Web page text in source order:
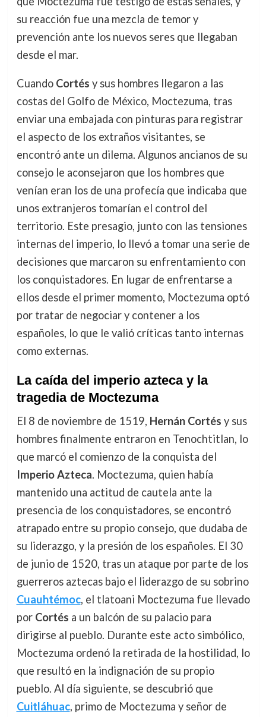
su reacción fue una mezcla de temor y
prevención ante los nuevos seres que llegaban
desde el mar.
Cuando Cortés y sus hombres llegaron a las
costas del Golfo de México, Moctezuma, tras
enviar una embajada con pinturas para registrar
el aspecto de los extraños visitantes, se
encontró ante un dilema. Algunos ancianos de su
consejo le aconsejaron que los hombres que
venían eran los de una profecía que indicaba que
unos extranjeros tomarían el control del
territorio. Este presagio, junto con las tensiones
internas del imperio, lo llevó a tomar una serie de
decisiones que marcaron su enfrentamiento con
los conquistadores. En lugar de enfrentarse a
ellos desde el primer momento, Moctezuma optó
por tratar de negociar y contener a los
españoles, lo que le valió críticas tanto internas
como externas.
La caída del imperio azteca y la
tragedia de Moctezuma
El 8 de noviembre de 1519, Hernán Cortés y sus
hombres finalmente entraron en Tenochtitlan, lo
que marcó el comienzo de la conquista del
Imperio Azteca. Moctezuma, quien había
mantenido una actitud de cautela ante la
presencia de los conquistadores, se encontró
atrapado entre su propio consejo, que dudaba de
su liderazgo, y la presión de los españoles. El 30
de junio de 1520, tras un ataque por parte de los
guerreros aztecas bajo el liderazgo de su sobrino
Cuauhtémoc, el tlatoani Moctezuma fue llevado
por Cortés a un balcón de su palacio para
dirigirse al pueblo. Durante este acto simbólico,
Moctezuma ordenó la retirada de la hostilidad, lo
que resultó en la indignación de su propio
pueblo. Al día siguiente, se descubrió que
Cuitláhuac, primo de Moctezuma y señor de